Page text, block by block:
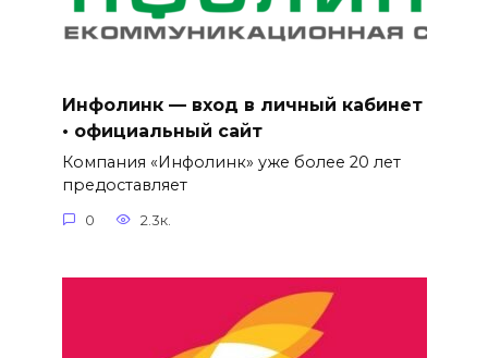
Инфолинк — вход в личный кабинет
• официальный сайт
Компания «Инфолинк» уже более 20 лет
предоставляет
0 2.3к.